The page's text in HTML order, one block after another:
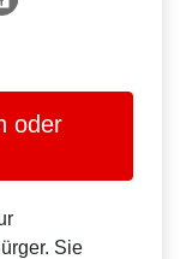
oder
Sie